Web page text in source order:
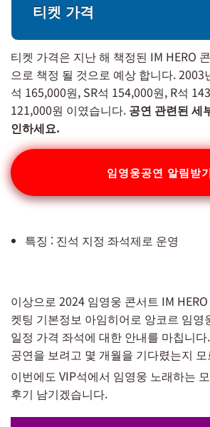
티켓 가격
티켓 가격은 지난 해 책정된 IM HERO
으로 책정 될 것으로 예상 합니다. 2003
석 165,000원, SR석 154,000원, R석
121,000원 이였습니다. 공연 관련된 세
인하세요.
임영웅공연 알림받
특징 : 진석 지정 좌석제로 운영
이상으로 2024 임영웅 콘서트 IM
켓팅 기본정보 아임히어로 앙코르 임영
일정 가격 좌석에 대한 안내를 마칩니
공연을 보려고 몇 개월을 기다렸는지
이번에도 VIP석에서 임영웅 노래하는
후기 남기겠습니다.